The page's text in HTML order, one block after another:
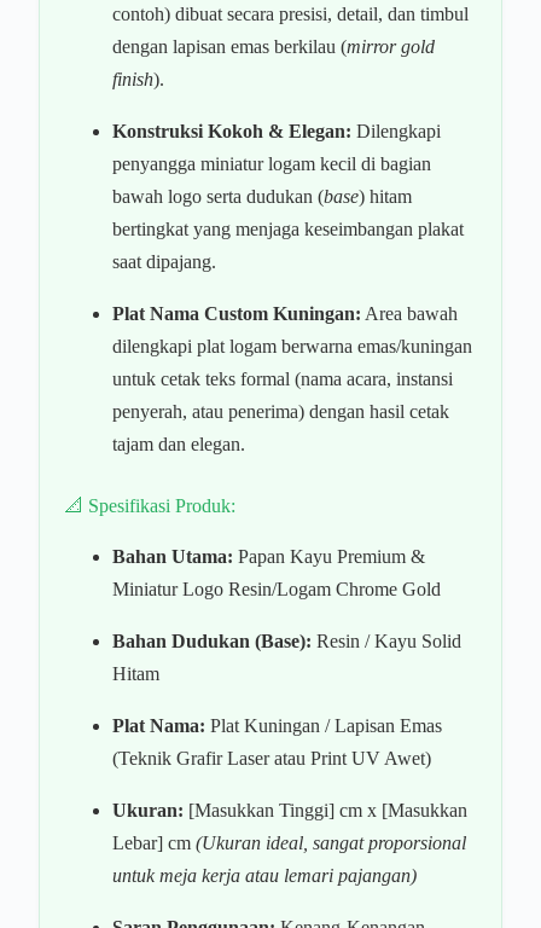
contoh) dibuat secara presisi, detail, dan timbul
dengan lapisan emas berkilau (mirror gold
finish).
Konstruksi Kokoh & Elegan: Dilengkapi
penyangga miniatur logam kecil di bagian
bawah logo serta dudukan (base) hitam
bertingkat yang menjaga keseimbangan plakat
saat dipajang.
Plat Nama Custom Kuningan: Area bawah
dilengkapi plat logam berwarna emas/kuningan
untuk cetak teks formal (nama acara, instansi
penyerah, atau penerima) dengan hasil cetak
tajam dan elegan.
📐 Spesifikasi Produk:
Bahan Utama: Papan Kayu Premium &
Miniatur Logo Resin/Logam Chrome Gold
Bahan Dudukan (Base): Resin / Kayu Solid
Hitam
Plat Nama: Plat Kuningan / Lapisan Emas
(Teknik Grafir Laser atau Print UV Awet)
Ukuran: [Masukkan Tinggi] cm x [Masukkan
Lebar] cm (Ukuran ideal, sangat proporsional
untuk meja kerja atau lemari pajangan)